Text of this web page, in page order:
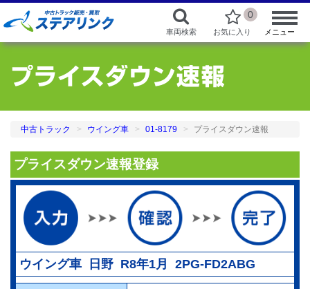
車両検索
0
お気に入り メニュー
中古トラック ウイング車 01-8179 プライスダウン速報
プライスダウン速報登録
ウイング車 日野 R8年1月 2PG-FD2ABG